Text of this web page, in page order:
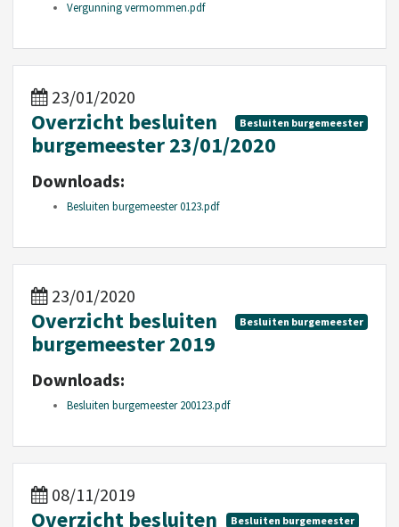
Vergunning vermommen.pdf
23/01/2020
Besluiten burgemeester
Overzicht besluiten
burgemeester 23/01/2020
Downloads:
Besluiten burgemeester 0123.pdf
23/01/2020
Besluiten burgemeester
Overzicht besluiten
burgemeester 2019
Downloads:
Besluiten burgemeester 200123.pdf
08/11/2019
Besluiten burgemeester
Overzicht besluiten